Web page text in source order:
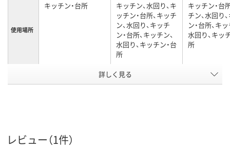
使用場所
キッチン・台所
キッチン、水回り、キ
ッチン・台所、キッチ
ン、水回り、キッチ
ン・台所、キッチン、
水回り、キッチン・台
所
キッチン・台
チン、水回り
ン・台所、キ
水回り、キッ
所
詳しく見る
レビュー（1件）